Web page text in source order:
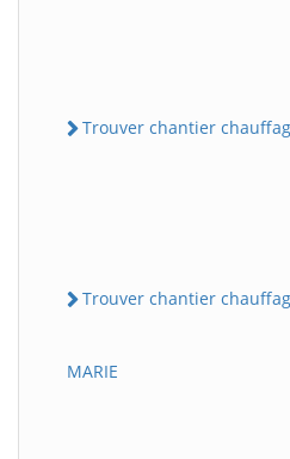
Trouver chantier
Trouver chantier
MARIE